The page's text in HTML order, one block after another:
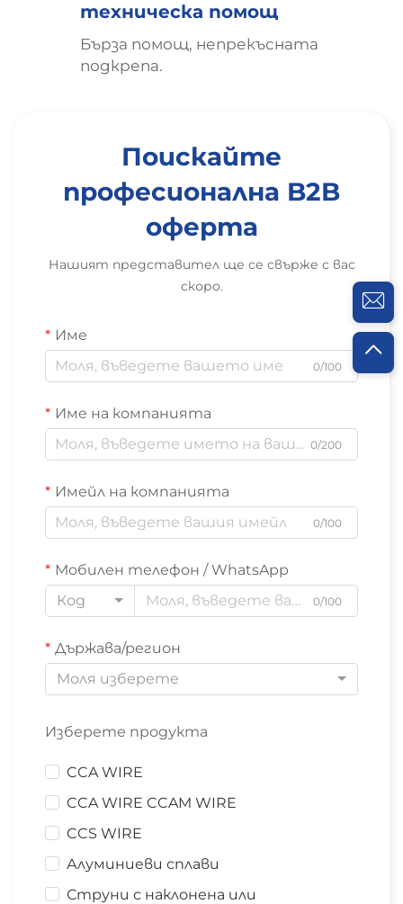
техническа помощ
Бърза помощ, непрекъсната
подкрепа.
Поискайте
професионална B2B
оферта
Нашият представител ще се свърже с вас
скоро.
Име
0/100
Име на компанията
0/200
Имейл на компанията
0/100
Мобилен телефон / WhatsApp
Код
0/100
Държава/регион
Моля изберете
Изберете продукта
CCA WIRE
CCA WIRE CCAM WIRE
CCS WIRE
Алуминиеви сплави
Струни с наклонена или